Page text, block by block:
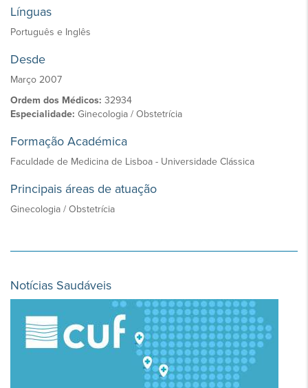
Línguas
Português e Inglês
Desde
Março 2007
Ordem dos Médicos: 32934
Especialidade: Ginecologia / Obstetrícia
Formação Académica
Faculdade de Medicina de Lisboa - Universidade Clássica
Principais áreas de atuação
Ginecologia / Obstetrícia
Notícias Saudáveis